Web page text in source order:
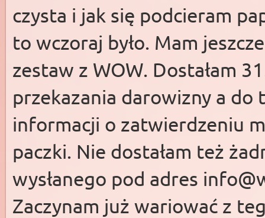
czysta i jak się podcieram
to wczoraj było. Mam
zestaw z WOW. Dostałam
przekazania darowizny a do
informacji o zatwierdzeniu
paczki. Nie dostałam też
wysłanego pod adres
Zaczynam już wariować z